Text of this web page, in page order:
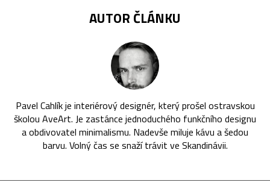
AUTOR ČLÁNKU
Pavel Cahlík je interiérový designér, který prošel ostravskou
školou AveArt. Je zastánce jednoduchého funkčního designu
a obdivovatel minimalismu. Nadevše miluje kávu a šedou
barvu. Volný čas se snaží trávit ve Skandinávii.